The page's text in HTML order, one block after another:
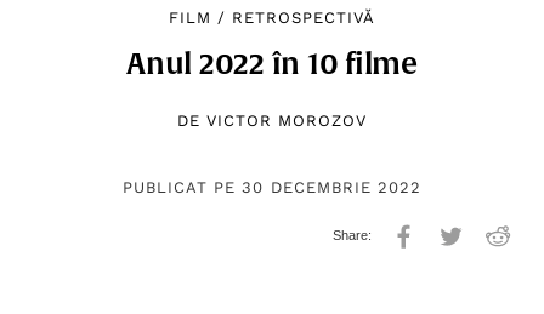
FILM / RETROSPECTIVĂ
Anul 2022 în 10 filme
DE VICTOR MOROZOV
PUBLICAT PE 30 DECEMBRIE 2022